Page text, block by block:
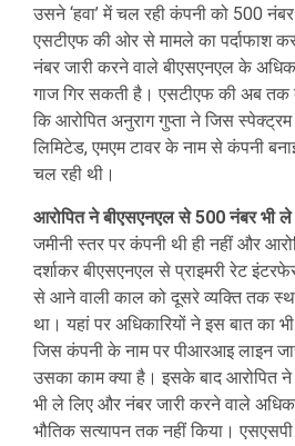
उसने ‘हवा’ में चल रही कंपनी को 500
एसटीएफ की ओर से मामले का पर्दाफाश
नंबर जारी करने वाले बीएसएनएल के
गाज गिर सकती है। एसटीएफ की अब तक
कि आरोपित अनुराग गुप्ता ने जिस
लिमिटेड, एमएम टावर के नाम से कंपनी
चल रही थी।
आरोपित ने बीएसएनएल से 500 नंबर भी ले
जमीनी स्तर पर कंपनी थी ही नहीं और
दर्शाकर बीएसएनएल से प्राइमरी रेट
से आने वाली काल को दूसरे व्यक्ति तक
था। यहां पर अधिकारियों ने इस बात का
जिस कंपनी के नाम पर पीआरआइ लाइन
उसका काम क्या है। इसके बाद आरोपित
भी ले लिए और नंबर जारी करने वाले
भौतिक सत्यापन तक नहीं किया।